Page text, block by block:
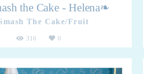
the Cake - Helena❧
The Cake/Fruit
316 0